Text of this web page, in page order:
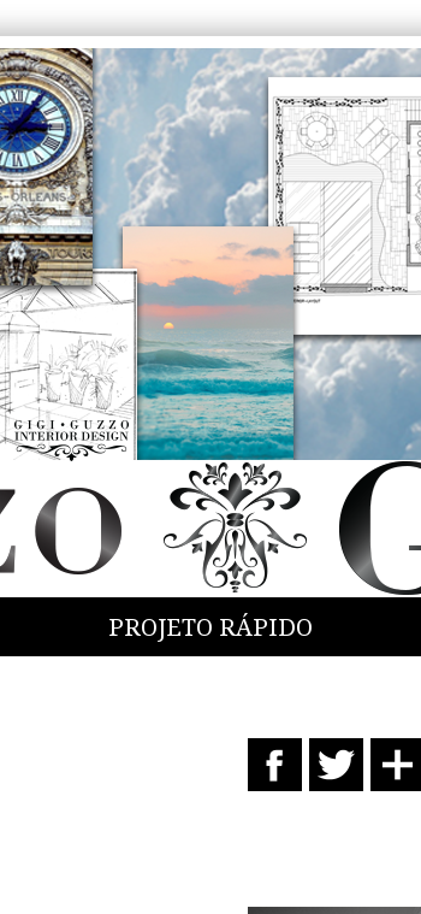
PROJETO RÁPIDO